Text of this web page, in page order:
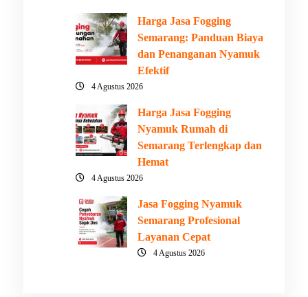
Harga Jasa Fogging
Semarang: Panduan Biaya
dan Penanganan Nyamuk
Efektif
4 Agustus 2026
Harga Jasa Fogging
Nyamuk Rumah di
Semarang Terlengkap dan
Hemat
4 Agustus 2026
Jasa Fogging Nyamuk
Semarang Profesional
Layanan Cepat
4 Agustus 2026